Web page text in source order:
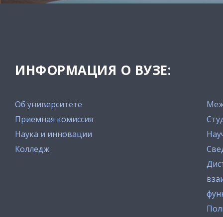
ИНФОРМАЦИЯ О ВУЗЕ:
Об университете
Приемная комиссия
Наука и инновации
Колледж